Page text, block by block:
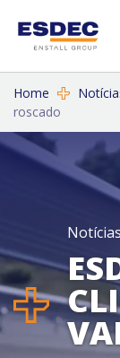
Home
roscado
Notícias